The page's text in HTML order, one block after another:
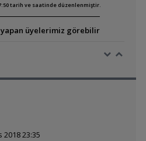
tarih ve saatinde düzenlenmiştir.
yapan üyelerimiz görebilir
2018 23:35